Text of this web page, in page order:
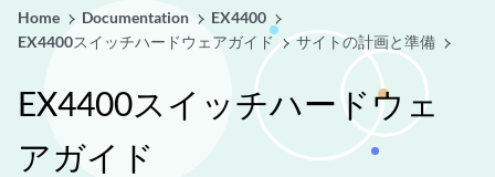
Home Documentation
EX4400
EX4400スイッチハードウェアガイド
サイトの計画と準備
EX4400スイッチハードウェ
アガイド